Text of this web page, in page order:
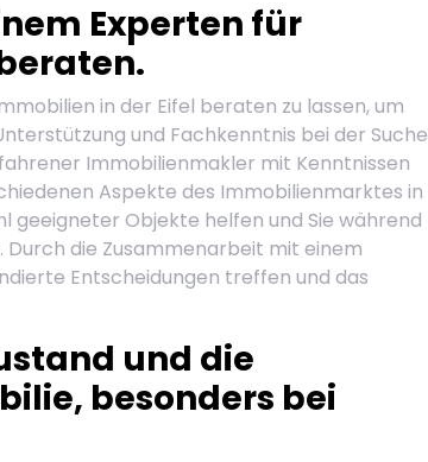
Experten für
in der Eifel beraten zu lassen, um
und Fachkenntnis bei der Suche
Immobilienmakler mit Kenntnissen
Aspekte des Immobilienmarktes in
geeigneter Objekte helfen und Sie während
die Zusammenarbeit mit einem
Entscheidungen treffen und das
und die
besonders bei